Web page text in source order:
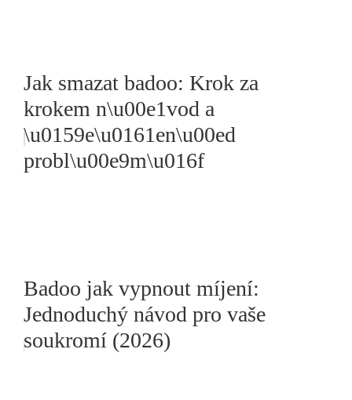
Jak smazat badoo: Krok za
krokem n\u00e1vod a
\u0159e\u0161en\u00ed
probl\u00e9m\u016f
Badoo jak vypnout míjení:
Jednoduchý návod pro vaše
soukromí (2026)